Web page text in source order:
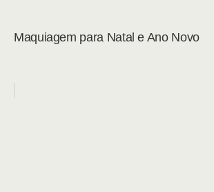
Maquiagem para Natal e Ano Novo